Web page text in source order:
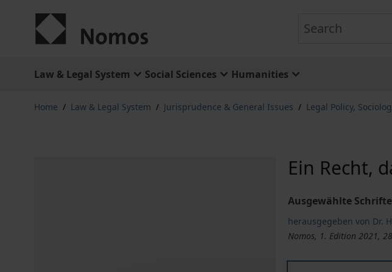
Law & Legal System Social Sciences Humanities
Home / Law & Legal System / Jurisprudence & General Issues / Legal Policy,
Ein Recht,
Ausgewählte
herausgegeben von Dr.
Nomos, 1. Edition 2021,